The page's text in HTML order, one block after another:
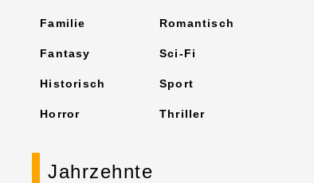
Familie
Fantasy
Historisch
Horror
Romantisch
Sci-Fi
Sport
Thriller
Jahrzehnte